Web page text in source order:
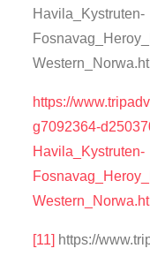
Havila_Kystruten-
https://
g7092364-
Havila_Kystruten-
[11] https://